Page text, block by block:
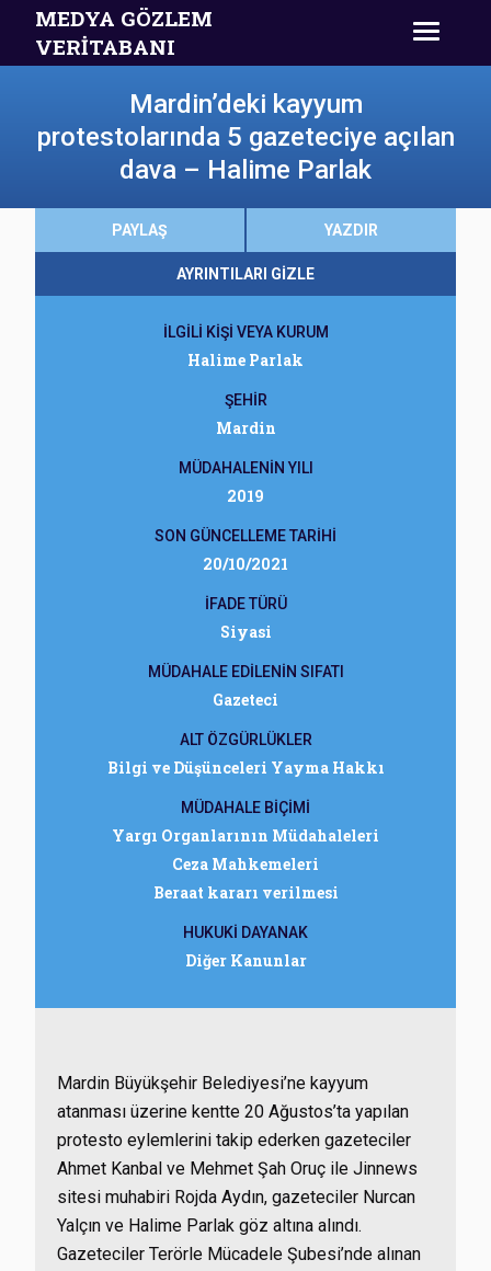
MEDYA GÖZLEM
VERİTABANI
Mardin’deki kayyum
protestolarında 5 gazeteciye açılan
dava – Halime Parlak
PAYLAŞ YAZDIR
AYRINTILARI GİZLE
İLGİLİ KİŞİ VEYA KURUM
Halime Parlak
ŞEHİR
Mardin
MÜDAHALENİN YILI
2019
SON GÜNCELLEME TARİHİ
20/10/2021
İFADE TÜRÜ
Siyasi
MÜDAHALE EDİLENİN SIFATI
Gazeteci
ALT ÖZGÜRLÜKLER
Bilgi ve Düşünceleri Yayma Hakkı
MÜDAHALE BİÇİMİ
Yargı Organlarının Müdahaleleri
Ceza Mahkemeleri
Beraat kararı verilmesi
HUKUKİ DAYANAK
Diğer Kanunlar
Mardin Büyükşehir Belediyesi’ne kayyum
atanması üzerine kentte 20 Ağustos’ta yapılan
protesto eylemlerini takip ederken gazeteciler
Ahmet Kanbal ve Mehmet Şah Oruç ile Jinnews
sitesi muhabiri Rojda Aydın, gazeteciler Nurcan
Yalçın ve Halime Parlak göz altına alındı.
Gazeteciler Terörle Mücadele Şubesi’nde alınan